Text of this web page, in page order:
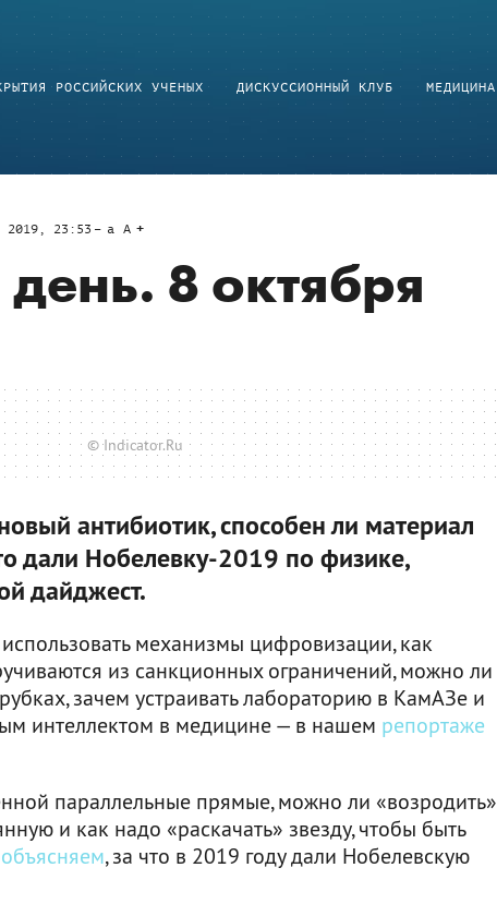
РОССИЙСКИХ УЧЕНЫХ ДИСКУССИОННЫЙ КЛУБ МЕДИЦИНА
2019, 23:53 a A
8 октября
© Indicator.Ru
антибиотик, способен ли материал
дали Нобелевку-2019 по физике,
дайджест.
механизмы цифровизации, как
из санкционных ограничений, можно ли
зачем устраивать лабораторию в КамАЗе и
интеллектом в медицине — в нашем репортаже
параллельные прямые, можно ли «возродить»
и как надо «раскачать» звезду, чтобы быть
объясняем, за что в 2019 году дали Нобелевскую